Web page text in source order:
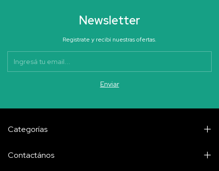
Newsletter
Registrate y recibí nuestras ofertas.
Categorías
Contactános